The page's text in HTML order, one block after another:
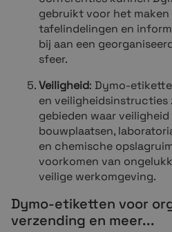
gebruikt voor het maken
tafelindelingen en
bij aan een
sfeer.
Veiligheid: Dymo-
en veiligheidsinstructies
gebieden waar
bouwplaatsen,
en chemische
voorkomen van
veilige werkomgeving.
Dymo-etiketten voor
verzending en meer...